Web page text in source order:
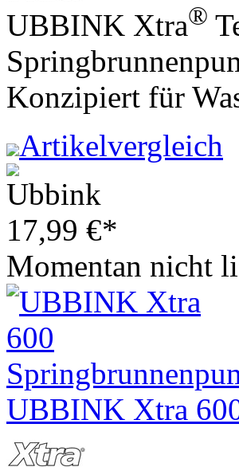
UBBINK Xtra®
Konzipiert für
Artikelvergleich
17,99 €*
Momentan nicht
UBBINK Xtra